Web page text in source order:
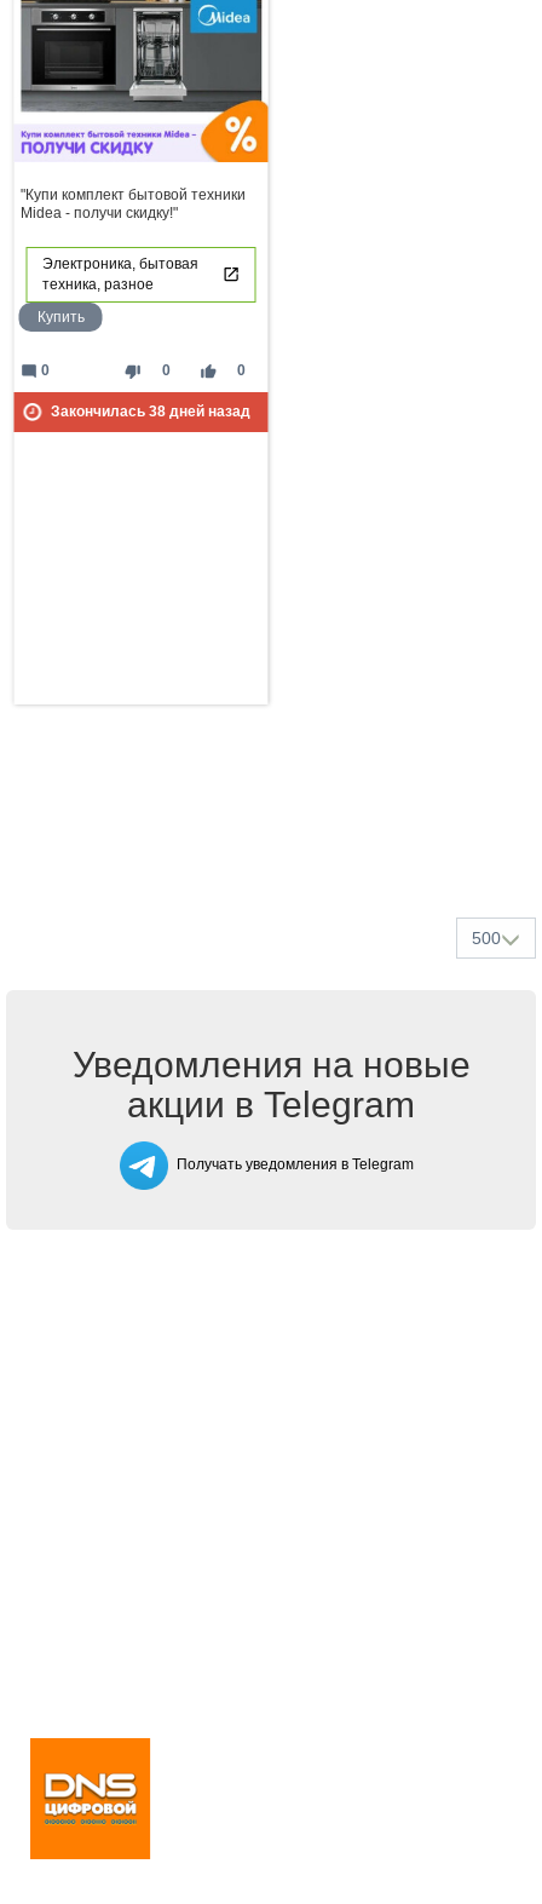
"Купи комплект бытовой техники
Midea - получи скидку!"
Электроника, бытовая
техника, разное
Купить
thumb_down 0 thumb_up 0
mode_comment 0
Закончилась 38дней назад
500
Уведомления на новые
акции в Telegram
Получать уведомления в Telegram